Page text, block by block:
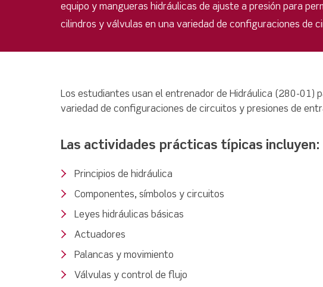
equipo y mangueras hidráulicas de ajuste a presión para
cilindros y válvulas en una variedad de configuraciones de
Los estudiantes usan el entrenador de Hidráulica (280-01)
variedad de configuraciones de circuitos y presiones de
Las actividades prácticas típicas incluyen:
Principios de hidráulica
Componentes, símbolos y circuitos
Leyes hidráulicas básicas
Actuadores
Palancas y movimiento
Válvulas y control de flujo